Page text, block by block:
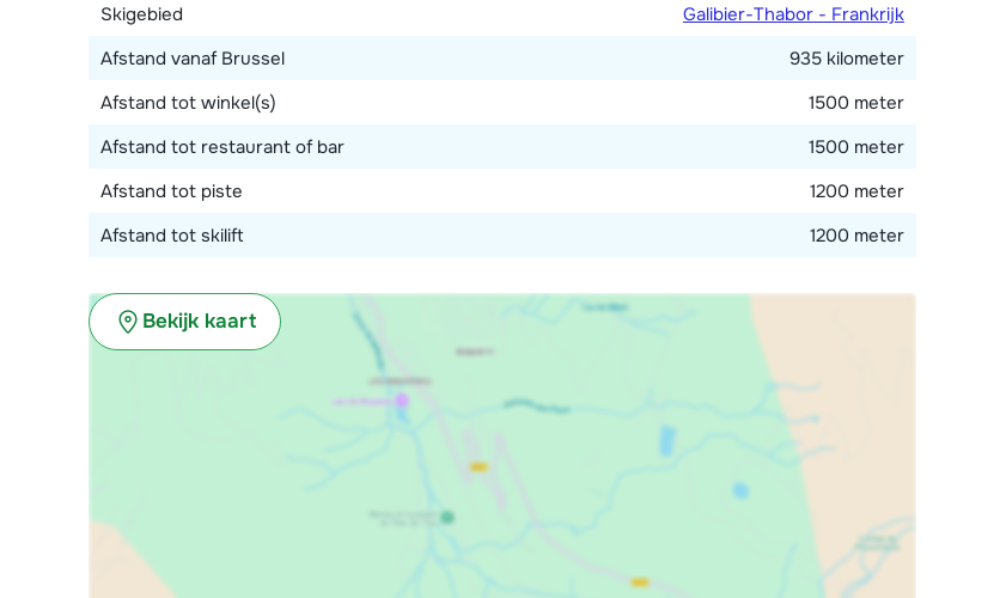
Skigebied
Galibier-Thabor - Frankrijk
Afstand vanaf Brussel
935 kilometer
Afstand tot winkel(s)
1500 meter
Afstand tot restaurant of bar
1500 meter
Afstand tot piste
1200 meter
Afstand tot skilift
1200 meter
Bekijk kaart